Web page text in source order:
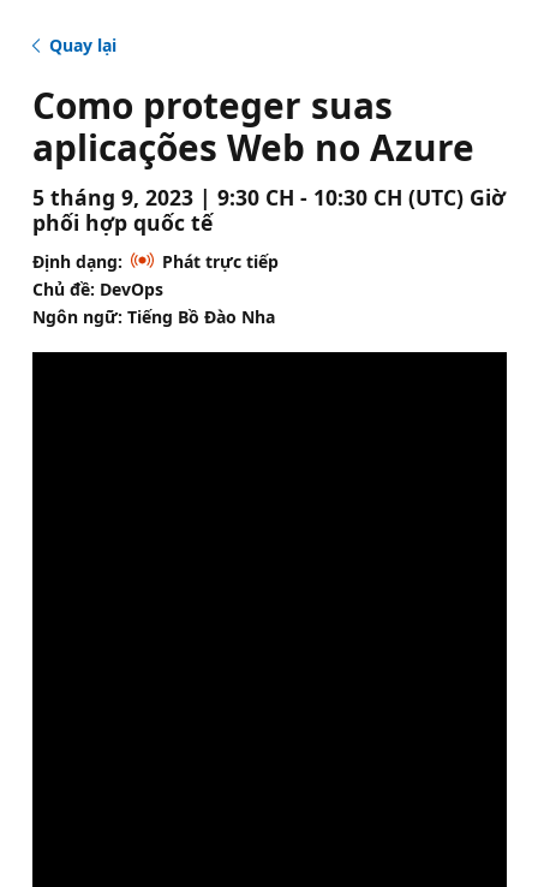
Quay lại
Como proteger suas
aplicações Web no Azure
5 tháng 9, 2023 | 9:30 CH - 10:30 CH (UTC) Giờ
phối hợp quốc tế
Định dạng:
Phát trực tiếp
Chủ đề: DevOps
Ngôn ngữ: Tiếng Bồ Đào Nha